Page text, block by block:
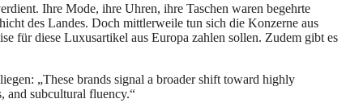
Ihre Mode, ihre Uhren, ihre Taschen waren begehrte
des Landes. Doch mittlerweile tun sich die Konzerne aus
für diese Luxusartikel aus Europa zahlen sollen. Zudem gibt es
„These brands signal a broader shift toward highly
and subcultural fluency.“